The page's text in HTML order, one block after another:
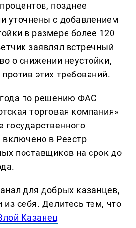
позднее
уточнены с добавлением
в размере более 120
заявлял встречный
о снижении неустойки,
этих требований.
по решению ФАС
торговая компания»
государственного
включено в Реестр
поставщиков на срок до
для добрых казанцев,
себя. Делитеcь тем, что
Казанец